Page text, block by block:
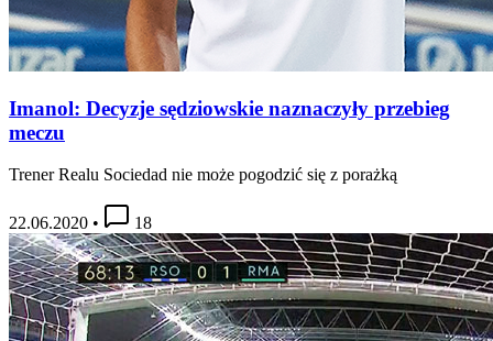
Imanol: Decyzje sędziowskie naznaczyły przebieg
meczu
Trener Realu Sociedad nie może pogodzić się z porażką
22.06.2020 • 18